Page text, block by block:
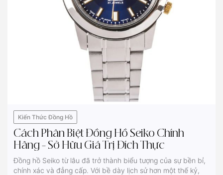
Kiến Thức Đồng Hồ
Cách Phân Biệt Đồng Hồ Seiko Chính
Hãng – Sở Hữu Giá Trị Đích Thực
Đồng hồ Seiko từ lâu đã trở thành biểu tượng của sự bền bỉ,
chính xác và đẳng cấp. Với bề dày lịch sử hơn một thế kỷ,